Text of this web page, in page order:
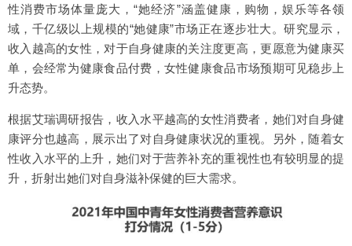
性消费市场体量庞大，“她经济”涵盖健康，购物，娱乐等各领
域，千亿级以上规模的“她健康”市场正在逐步壮大。研究显示，
收入越高的女性，对于自身健康的关注度更高，更愿意为健康买
单，会经常为健康食品付费，女性健康食品市场预期可见稳步上
升态势。
根据艾瑞调研报告，收入水平越高的女性消费者，她们对自身健
康评分也越高，展示出了对自身健康状况的重视。另外，随着女
性收入水平的上升，她们对于营养补充的重视性也有较明显的提
升，折射出她们对自身滋补保健的巨大需求。